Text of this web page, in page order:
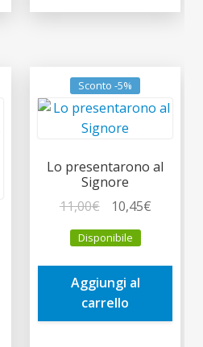
Sconto -5%
Lo presentarono al
Signore
11,00€
prezzo
originale
era:
11,00€.
10,45€Il
è:
Disponibile
Aggiungi al
carrello